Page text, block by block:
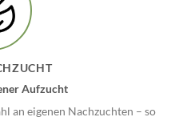
Aufzucht
an eigenen Nachzuchten – so